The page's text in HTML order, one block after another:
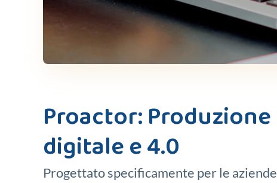
Proactor: Produzione
digitale e 4.0
Progettato specificamente per le aziende